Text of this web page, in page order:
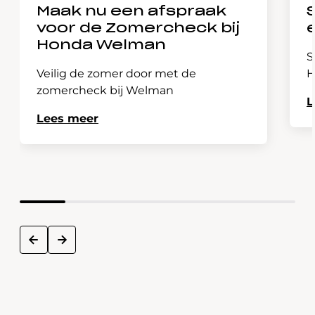
Maak nu een afspraak
voor de Zomercheck bij
Honda Welman
Veilig de zomer door met de
zomercheck bij Welman
Lees meer
prev next